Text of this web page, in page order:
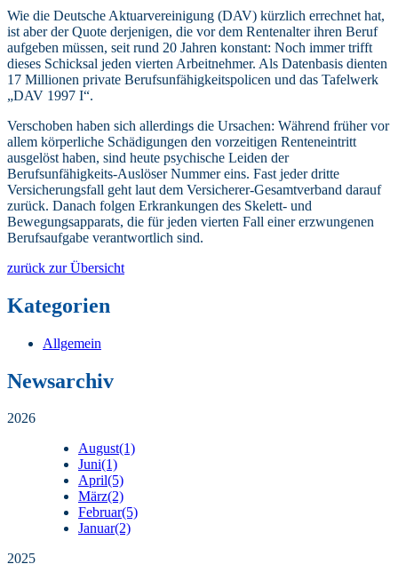
Wie die Deutsche Aktuarvereinigung (DAV) kürzlich errechnet hat,
ist aber der Quote derjenigen, die vor dem Rentenalter ihren Beruf
aufgeben müssen, seit rund 20 Jahren konstant: Noch immer trifft
dieses Schicksal jeden vierten Arbeitnehmer. Als Datenbasis dienten
17 Millionen private Berufsunfähigkeitspolicen und das Tafelwerk
„DAV 1997 I“.
Verschoben haben sich allerdings die Ursachen: Während früher vor
allem körperliche Schädigungen den vorzeitigen Renteneintritt
ausgelöst haben, sind heute psychische Leiden der
Berufsunfähigkeits-Auslöser Nummer eins. Fast jeder dritte
Versicherungsfall geht laut dem Versicherer-Gesamtverband darauf
zurück. Danach folgen Erkrankungen des Skelett- und
Bewegungsapparats, die für jeden vierten Fall einer erzwungenen
Berufsaufgabe verantwortlich sind.
zurück zur Übersicht
Kategorien
Allgemein
Newsarchiv
2026
August(1)
Juni(1)
April(5)
März(2)
Februar(5)
Januar(2)
2025